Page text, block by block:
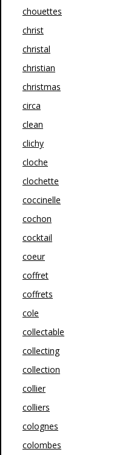
chouettes
christ
christal
christian
christmas
circa
clean
clichy
cloche
clochette
coccinelle
cochon
cocktail
coeur
coffret
coffrets
cole
collectable
collecting
collection
collier
colliers
colognes
colombes